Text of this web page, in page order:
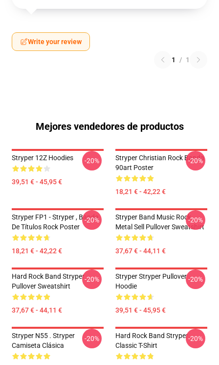
Write your review
1 / 1
Mejores vendedores de productos
Stryper 12Z Hoodies
39,51 € - 45,95 €
-20%
Stryper Christian Rock Banda
90art Poster
18,21 € - 42,22 €
-20%
Stryper FP1 - Stryper , Banda
De Títulos Rock Poster
18,21 € - 42,22 €
-20%
Stryper Band Music Rock
Metal Sell Pullover Sweatshirt
37,67 € - 44,11 €
-20%
Hard Rock Band Stryper
Pullover Sweatshirt
37,67 € - 44,11 €
-20%
Stryper Stryper Pullover
Hoodie
39,51 € - 45,95 €
-20%
Stryper N55 . Stryper
Camiseta Clásica
-20%
Hard Rock Band Stryper
Classic T-Shirt
-20%